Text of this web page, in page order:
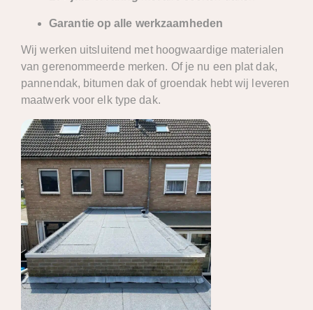
Garantie op alle werkzaamheden
Wij werken uitsluitend met hoogwaardige materialen
van gerenommeerde merken. Of je nu een plat dak,
pannendak, bitumen dak of groendak hebt wij leveren
maatwerk voor elk type dak.